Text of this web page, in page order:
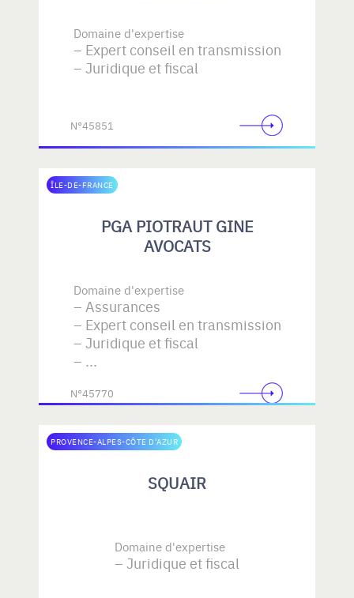
Domaine d'expertise
Expert conseil en transmission
Juridique et fiscal
N°45851
ÎLE-DE-FRANCE
PGA PIOTRAUT GINE
AVOCATS
Domaine d'expertise
Assurances
Expert conseil en transmission
Juridique et fiscal
...
N°45770
PROVENCE-ALPES-CÔTE D'AZUR
SQUAIR
Domaine d'expertise
Juridique et fiscal